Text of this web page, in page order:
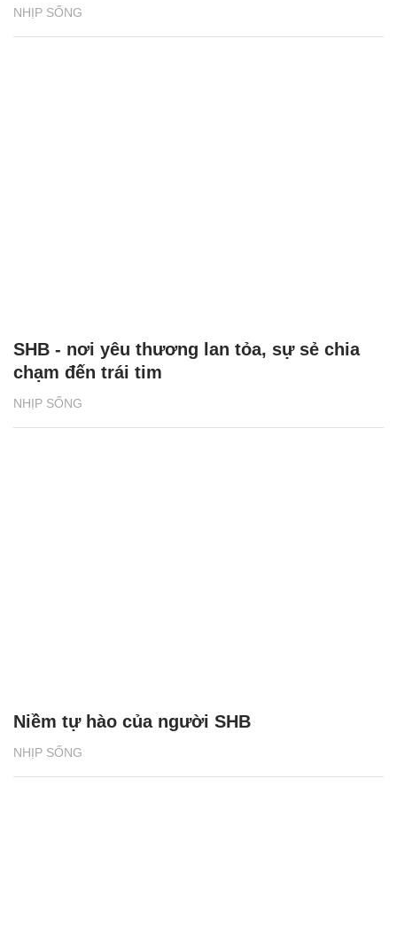
NHỊP SỐNG
NHỊP SỐNG
SHB - nơi yêu thương lan tỏa, sự sẻ chia
chạm đến trái tim
NHỊP SỐNG
Niềm tự hào của người SHB